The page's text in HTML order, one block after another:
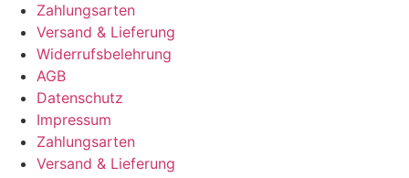
Zahlungsarten
Versand & Lieferung
Widerrufsbelehrung
AGB
Datenschutz
Impressum
Zahlungsarten
Versand & Lieferung